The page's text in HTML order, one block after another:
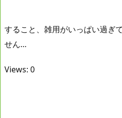
すること、雑用がいっぱい過ぎ
せん…
Views: 0